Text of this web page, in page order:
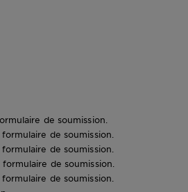
de soumission.
de soumission.
de soumission.
de soumission.
de soumission.